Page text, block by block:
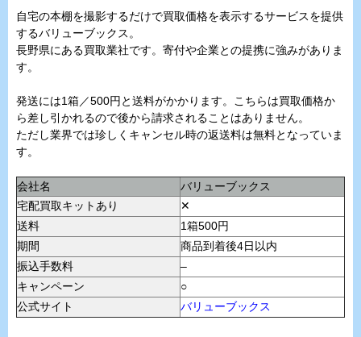
自宅の本棚を撮影するだけで買取価格を表示するサービスを提供
するバリューブックス。
長野県にある買取業社です。寄付や企業との提携に強みがありま
す。
発送には1箱／500円と送料がかかります。こちらは買取価格か
ら差し引かれるので後から請求されることはありません。
ただし業界では珍しくキャンセル時の返送料は無料となっていま
す。
会社名
バリューブックス
宅配買取キットあり
✕
送料
1箱500円
期間
商品到着後4日以内
振込手数料
–
キャンペーン
○
公式サイト
バリューブックス